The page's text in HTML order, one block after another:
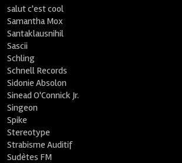
salut c'est cool
Samantha Mox
Santaklausnihil
Sascii
Schling
Schnell Records
Sidonie Absolon
Sinead O'Connick Jr.
Singeon
Spike
Stereotype
Strabisme Auditif
Sudètes FM